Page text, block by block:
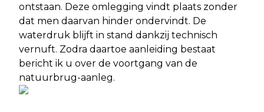
ontstaan. Deze omlegging vindt plaats zonder
dat men daarvan hinder ondervindt. De
waterdruk blijft in stand dankzij technisch
vernuft. Zodra daartoe aanleiding bestaat
bericht ik u over de voortgang van de
natuurbrug-aanleg.